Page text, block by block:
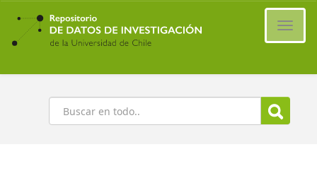
Ir
contenido
principal
Buscar